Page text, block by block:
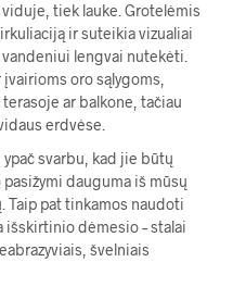
tiek lauke. Grotelėmis
ir suteikia vizualiai
lengvai nutekėti.
oro sąlygoms,
ar balkone, tačiau
erdvėse.
svarbu, kad jie būtų
dauguma iš mūsų
Taip pat tinkamos naudoti
išskirtinio dėmesio – stalai
švelniais